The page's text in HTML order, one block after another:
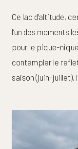
Ce lac d’altitude,
l’un des moments
pour le pique-
contempler le reflet
saison (juin-juillet),